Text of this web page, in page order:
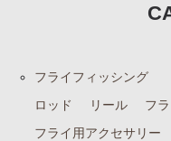
フライフィッシング
ロッド
リール フ
フライ用アクセサリー